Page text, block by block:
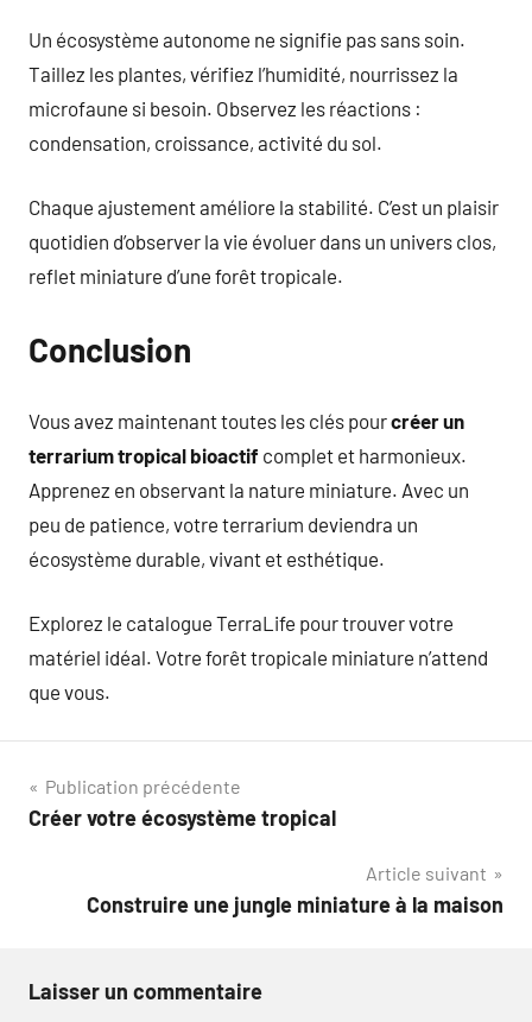
Un écosystème autonome ne signifie pas sans soin.
Taillez les plantes, vérifiez l’humidité, nourrissez la
microfaune si besoin. Observez les réactions :
condensation, croissance, activité du sol.
Chaque ajustement améliore la stabilité. C’est un plaisir
quotidien d’observer la vie évoluer dans un univers clos,
reflet miniature d’une forêt tropicale.
Conclusion
Vous avez maintenant toutes les clés pourcréer un
terrarium tropical bioactif complet et harmonieux.
Apprenez en observant la nature miniature. Avec un
peu de patience, votre terrarium deviendra un
écosystème durable, vivant et esthétique.
Explorez le catalogue TerraLife pour trouver votre
matériel idéal. Votre forêt tropicale miniature n’attend
que vous.
Navigation
de
Publication précédente
Créer votre écosystème tropical
Article suivant
Construire une jungle miniature à la maison
Laisser un commentaire